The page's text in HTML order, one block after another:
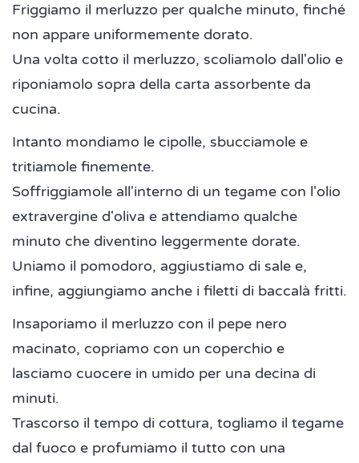
Friggiamo il merluzzo per qualche minuto, finché
non appare uniformemente dorato.
Una volta cotto il merluzzo, scoliamolo dall'olio e
riponiamolo sopra della carta assorbente da
cucina.
Intanto mondiamo le cipolle, sbucciamole e
tritiamole finemente.
Soffriggiamole all'interno di un tegame con l'olio
extravergine d'oliva e attendiamo qualche
minuto che diventino leggermente dorate.
Uniamo il pomodoro, aggiustiamo di sale e,
infine, aggiungiamo anche i filetti di baccalà fritti.
Insaporiamo il merluzzo con il pepe nero
macinato, copriamo con un coperchio e
lasciamo cuocere in umido per una decina di
minuti.
Trascorso il tempo di cottura, togliamo il tegame
dal fuoco e profumiamo il tutto con una